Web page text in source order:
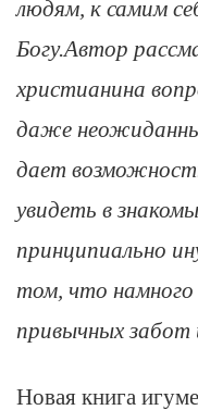
людям, к самим
Богу.Автор
христианина
даже
дает
увидеть в
принципиально
том, что намного
привычных забот
Новая книга